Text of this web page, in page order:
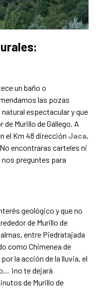
un baño o
las pozas
espectacular y que
Murillo de Gállego. A
el Km 48 dirección Jaca,
encontraras carteles ni
preguntes para
geológico y que no
de Murillo de
entre Piedratajada
como Chimenea de
la acción de la lluvia, el
¡no te dejará
de Murillo de